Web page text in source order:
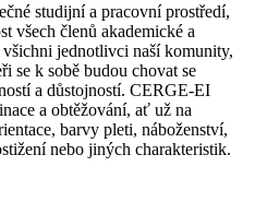
studijní a pracovní prostředí,
všech členů akademické a
jednotlivci naší komunity,
se k sobě budou chovat se
a důstojností. CERGE-EI
a obtěžování, ať už na
barvy pleti, náboženství,
nebo jiných charakteristik.